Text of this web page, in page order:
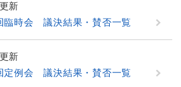
新
臨時会 議決結果・賛否一覧
新
定例会 議決結果・賛否一覧